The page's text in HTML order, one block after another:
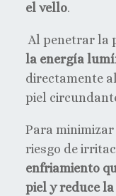
el vello.
Al penetrar la
la energía
directamente
piel
Para
riesgo de
enfriamiento
piel y reduce